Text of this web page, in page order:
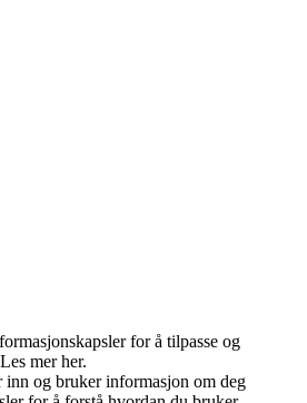
for å tilpasse og
mer her.
inn og bruker informasjon om deg